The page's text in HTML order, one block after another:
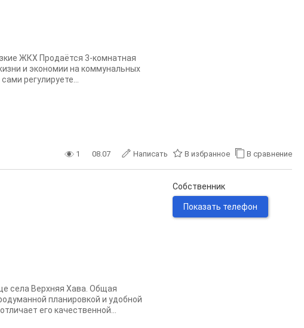
ЖКХ Продаётся 3-комнатная
и экономии на коммунальных
регулируете...
1 08.07 Написать В избранное В сравнение
села Верхняя Хава. Общая
планировкой и удобной
его качественной...
Собственник
Показать телефон